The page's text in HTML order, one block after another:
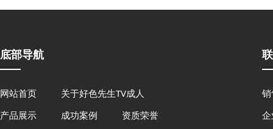
底部导航
网站首页
关于好色先生TV成人
产品展示
成功案例 资质荣誉